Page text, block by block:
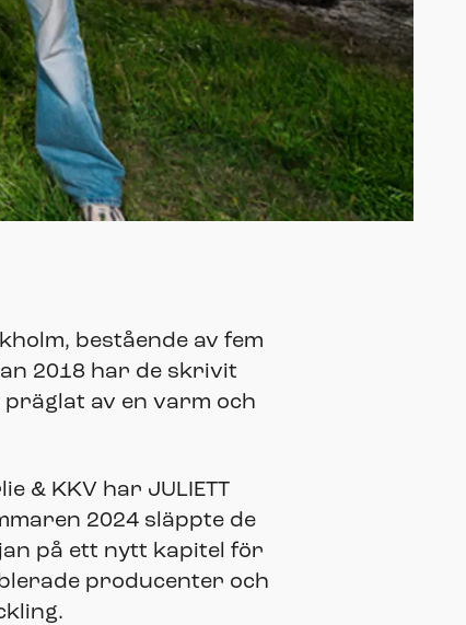
bestående av fem
2018 har de skrivit
av en varm och
& KKV har JULIETT
2024 släppte de
på ett nytt kapitel för
producenter och